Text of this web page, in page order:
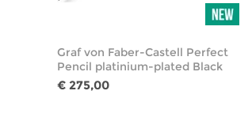
Graf von Faber-Castell Perfect
Pencil platinium-plated Black
€ 275,00